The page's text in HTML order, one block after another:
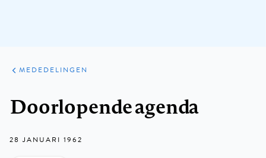
ARTIKELEN
VARIA
MEDEDELINGEN
Doorlopende agenda
28 JANUARI 1962